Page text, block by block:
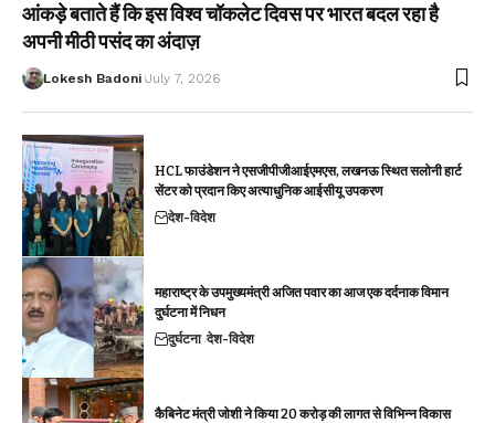
आंकड़े बताते हैं कि इस विश्व चॉकलेट दिवस पर भारत बदल रहा है
अपनी मीठी पसंद का अंदाज़
Lokesh Badoni July 7, 2026
HCL फाउंडेशन ने एसजीपीजीआईएमएस, लखनऊ स्थित सलोनी हार्ट
सेंटर को प्रदान किए अत्याधुनिक आईसीयू उपकरण
देश-विदेश
महाराष्ट्र के उपमुख्यमंत्री अजित पवार का आज एक दर्दनाक विमान
दुर्घटना में निधन
दुर्घटना देश-विदेश
कैबिनेट मंत्री जोशी ने किया 20 करोड़ की लागत से विभिन्न विकास